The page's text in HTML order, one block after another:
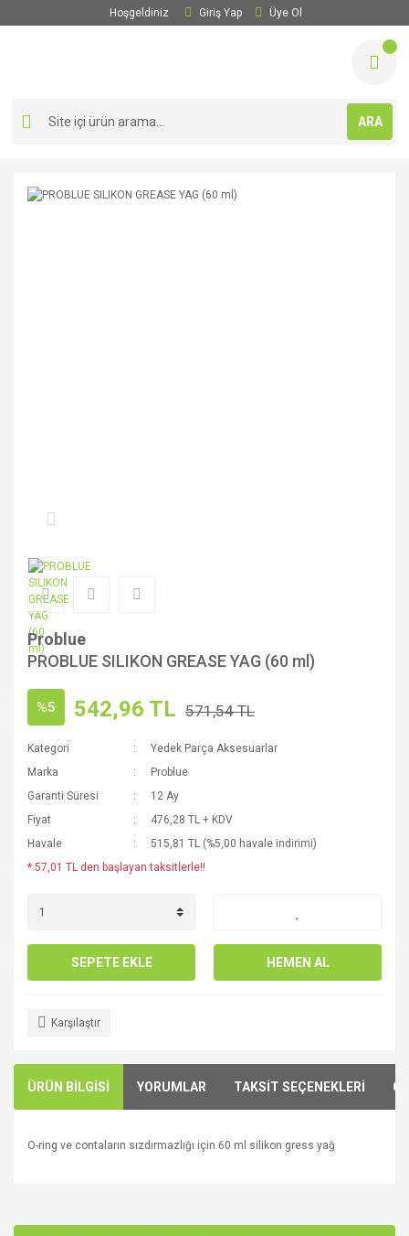
Hoşgeldiniz Giriş Yap Üye Ol
ARA
Problue
PROBLUE SILIKON GREASE YAG (60 ml)
%5 542,96 TL 571,54 TL
Kategori
Yedek Parça Aksesuarlar
Marka
Problue
Garanti Süresi
12 Ay
Fiyat
476,28 TL + KDV
Havale
515,81 TL (%5,00 havale indirimi)
* 57,01 TL den başlayan taksitlerle!!
SEPETE EKLE HEMEN AL
Karşılaştır
ÜRÜN BİLGİSİ YORUMLAR TAKSİT SEÇENEKLERİ
O-ring ve contaların sızdırmazlığı için 60 ml silikon gress yağ
kullanarak tarafımıza iletebilirsiniz.